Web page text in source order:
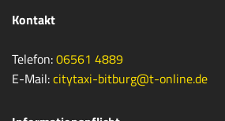
Kontakt
Telefon:06561 4889
E-Mail:citytaxi-bitburg@t-online.de